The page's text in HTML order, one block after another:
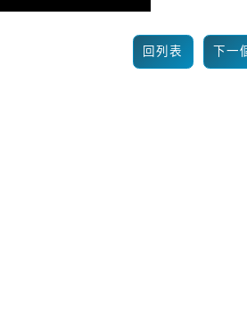
回列表 下一